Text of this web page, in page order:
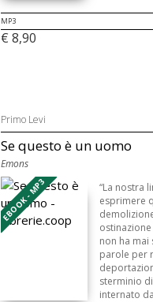
MP3
€ 8,90
Primo Levi
Se questo è un uomo
Emons
EBOOK - MP3
“La nostra
esprimere
non ha mai
parole per
sterminio
internato